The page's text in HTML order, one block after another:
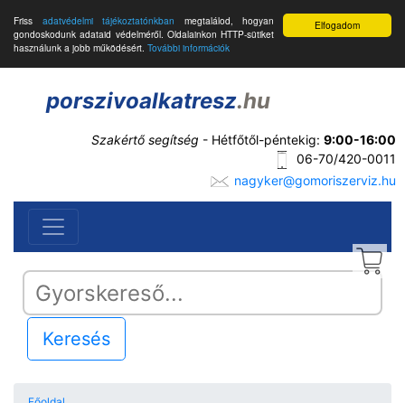
Elfogadom
Friss adatvédelmi tájékoztatónkban megtalálod, hogyan
gondoskodunk adataid védelméről. Oldalainkon HTTP-sütiket
használunk a jobb működésért. További információk
porszivoalkatresz.hu
Szakértő segítség - Hétfőtől-péntekig: 9:00-16:00
06-70/420-0011
nagyker@gomoriszerviz.hu
Keresés